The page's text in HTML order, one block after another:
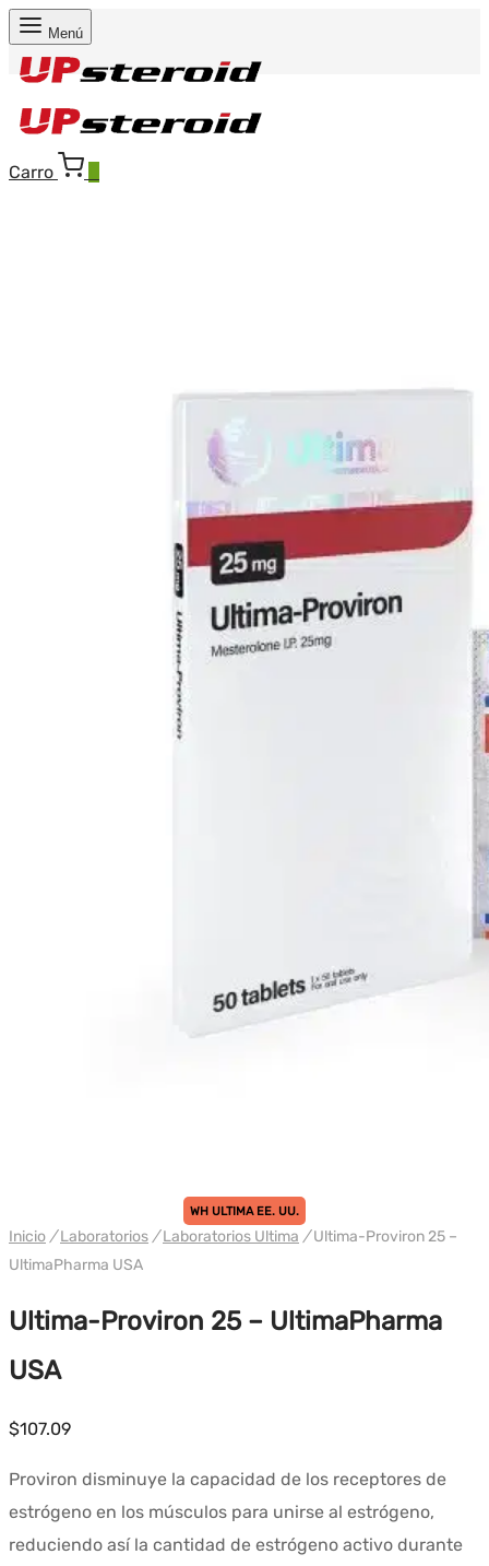
Menú
Carro
WH ULTIMA EE. UU.
Inicio / Laboratorios / Laboratorios Ultima /Ultima-Proviron 25 –
UltimaPharma USA
Ultima-Proviron 25 – UltimaPharma
USA
$107.09
Proviron disminuye la capacidad de los receptores de
estrógeno en los músculos para unirse al estrógeno,
reduciendo así la cantidad de estrógeno activo durante